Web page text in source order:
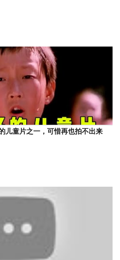
儿童片之一，可惜再也拍不出来